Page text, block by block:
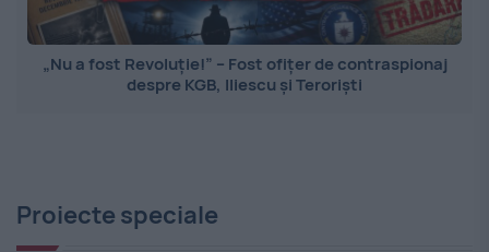
„Nu a fost Revoluție!” – Fost ofițer de contraspionaj
despre KGB, Iliescu și Teroriști
Proiecte speciale